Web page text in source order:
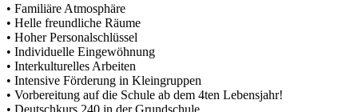
• Familiäre Atmosphäre
• Helle freundliche Räume
• Hoher Personalschlüssel
• Individuelle Eingewöhnung
• Interkulturelles Arbeiten
• Intensive Förderung in Kleingruppen
• Vorbereitung auf die Schule ab dem 4ten Lebensjahr!
• Deutschkurs 240 in der Grundschule